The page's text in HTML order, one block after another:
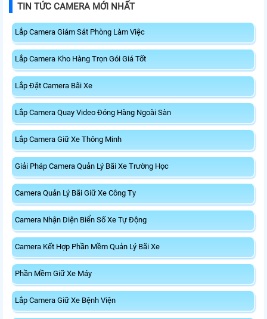
TIN TỨC CAMERA MỚI NHẤT
Lắp Camera Giám Sát Phòng Làm Việc
Lắp Camera Kho Hàng Trọn Gói Giá Tốt
Lắp Đặt Camera Bãi Xe
Lắp Camera Quay Video Đóng Hàng Ngoài Sàn
Lắp Camera Giữ Xe Thông Minh
Giải Pháp Camera Quản Lý Bãi Xe Trường Học
Camera Quản Lý Bãi Giữ Xe Công Ty
Camera Nhận Diện Biển Số Xe Tự Động
Camera Kết Hợp Phần Mềm Quản Lý Bãi Xe
Phần Mềm Giữ Xe Máy
Lắp Camera Giữ Xe Bệnh Viện